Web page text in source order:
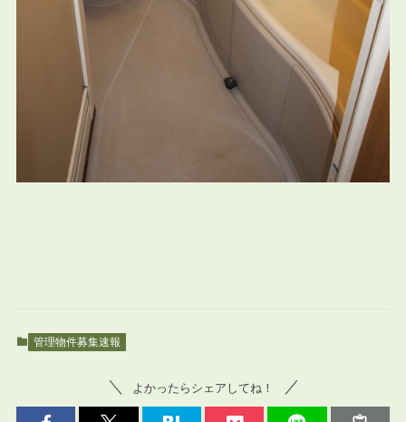
管理物件募集速報
よかったらシェアしてね！